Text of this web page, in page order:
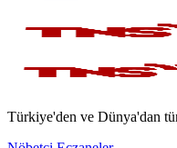
Türkiye'den ve Dünya'dan